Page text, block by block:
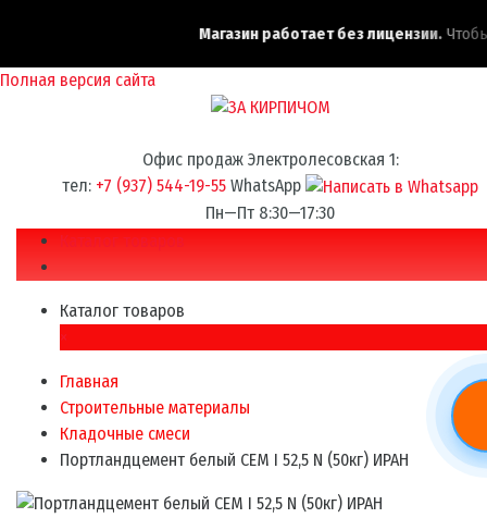
Магазин работает без лицензии.Чтобы
Полная версия сайта
Офис продаж Электролесовская 1:
тел: +7 (937) 544-19-55 WhatsApp
Пн—Пт 8:30—17:30
Каталог товаров
Каталог товаров
×
Главная
Строительные материалы
Кладочные смеси
Портландцемент белый CEM I 52,5 N (50кг) ИРАН